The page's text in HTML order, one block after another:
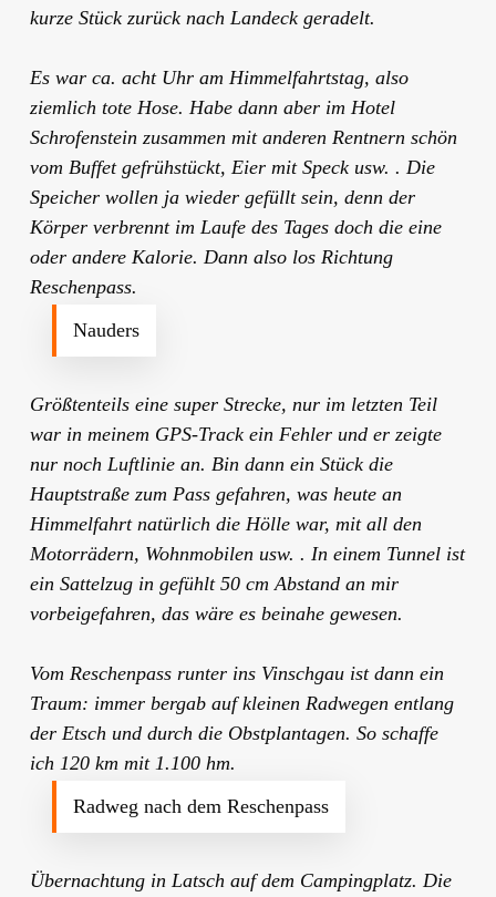
kurze Stück zurück nach Landeck geradelt.
Es war ca. acht Uhr am Himmelfahrtstag, also
ziemlich tote Hose. Habe dann aber im Hotel
Schrofenstein zusammen mit anderen Rentnern schön
vom Buffet gefrühstückt, Eier mit Speck usw. . Die
Speicher wollen ja wieder gefüllt sein, denn der
Körper verbrennt im Laufe des Tages doch die eine
oder andere Kalorie. Dann also los Richtung
Reschenpass.
Nauders
Größtenteils eine super Strecke, nur im letzten Teil
war in meinem GPS-Track ein Fehler und er zeigte
nur noch Luftlinie an. Bin dann ein Stück die
Hauptstraße zum Pass gefahren, was heute an
Himmelfahrt natürlich die Hölle war, mit all den
Motorrädern, Wohnmobilen usw. . In einem Tunnel ist
ein Sattelzug in gefühlt 50 cm Abstand an mir
vorbeigefahren, das wäre es beinahe gewesen.
Vom Reschenpass runter ins Vinschgau ist dann ein
Traum: immer bergab auf kleinen Radwegen entlang
der Etsch und durch die Obstplantagen. So schaffe
ich 120 km mit 1.100 hm.
Radweg nach dem Reschenpass
Übernachtung in Latsch auf dem Campingplatz. Die